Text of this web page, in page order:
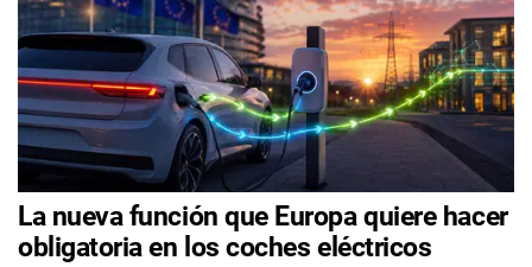
La nueva función que Europa quiere hacer
obligatoria en los coches eléctricos